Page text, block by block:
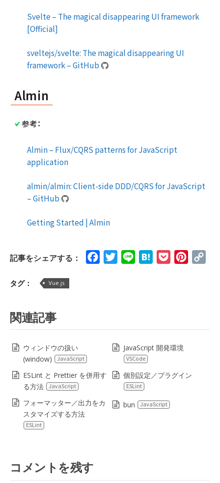
Svelte – The magical disappearing UI framework
[Official]
sveltejs/svelte: The magical disappearing UI
framework – GitHub
Almin
参考：
Almin – Flux/CQRS patterns for JavaScript
application
almin/almin: Client-side DDD/CQRS for JavaScript
– GitHub
Getting Started | Almin
記事をシェアする： FacebookTwitterLine HatenaPocket
タグ： Vue.js
関連記事
ウィンドウの扱い
(window)
JavaScript
JavaScript 開発環境
VSCode
ESLint と Prettier を併用す
る方法
JavaScript
個別設定／プラグイン
ESLint
フォーマッター／出力をカ
スタマイズする方法
ESLint
bun JavaScript
コメントを残す